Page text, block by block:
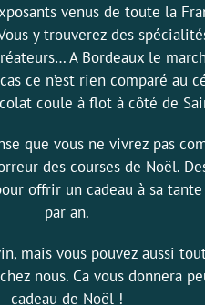
venus de toute la
y trouverez des
A Bordeaux le
ce n’est rien comparé au
coule à flot à côté de
que vous ne vivrez pas
des courses de Noël.
offrir un cadeau à sa tante
par an.
mais vous pouvez aussi
chez nous. Ca vous donnera
cadeau de Noël !